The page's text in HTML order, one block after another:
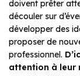
doivent prêter
découler sur
développer des
proposer de
professionnel.
attention à leur